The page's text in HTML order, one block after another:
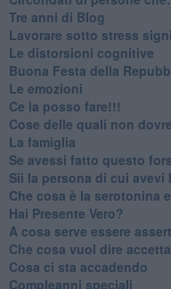
​Tre anni di Blog
​Lavorare sotto stress
​Le distorsioni cognitive
​Buona Festa della
Le emozioni
​Ce la posso fare!!!
​Cose delle quali non
​La famiglia
​Se avessi fatto questo
​Sii la persona di cui avevi
Che cosa è la serotonina
​Hai Presente Vero?
A cosa serve essere
​Che cosa vuol dire
​Cosa ci sta accadendo
​Compleanni speciali